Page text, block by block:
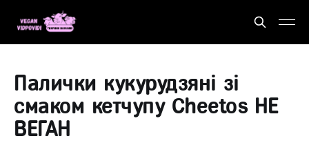
Палички кукурудзяні зі
смаком кетчупу Cheetos НЕ
ВЕГАН